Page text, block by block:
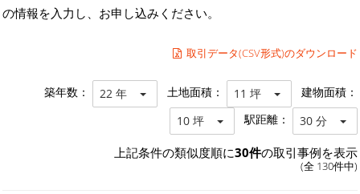
の情報を入力し、お申し込みください。
取引データ(CSV形式)のダウンロード
築年数： 22 年 土地面積： 11 坪 建物面積：
10 坪 駅距離： 30 分
上記条件の類似度順に30件の取引事例を表示
(全 130件中)